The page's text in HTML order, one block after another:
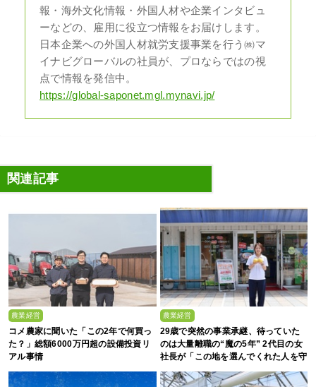
報・海外文化情報・外国人材や企業インタビュ
ーなどの、雇用に役立つ情報をお届けします。
日本企業への外国人材就労支援事業を行う㈱マ
イナビグローバルの社員が、プロならではの視
点で情報を発信中。
https://global-saponet.mgl.mynavi.jp/
関連記事
農業経営
コメ農家に聞いた「この2年で何買っ
た？」総額6000万円超の設備投資リ
アル事情
農業経営
29歳で突然の事業承継、待っていた
のは大量離職の“魔の5年” 2代目の女
社長が「この地を選んでくれた人を守